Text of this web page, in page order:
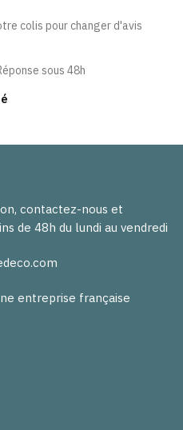
peuvent
être
colis pour changer d'avis
sous 48h
contactez-nous et
de 48h du lundi au vendredi
entreprise française